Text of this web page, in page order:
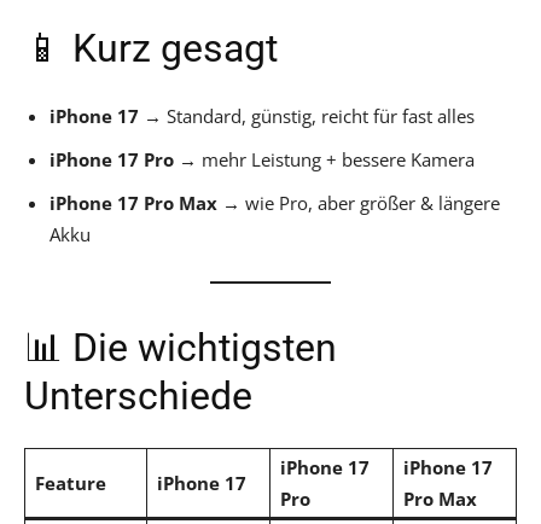
📱 Kurz gesagt
iPhone 17 → Standard, günstig, reicht für fast alles
iPhone 17 Pro → mehr Leistung + bessere Kamera
iPhone 17 Pro Max → wie Pro, aber größer & längere
Akku
📊 Die wichtigsten
Unterschiede
Feature iPhone 17
iPhone 17
Pro
iPhone 17
Pro Max